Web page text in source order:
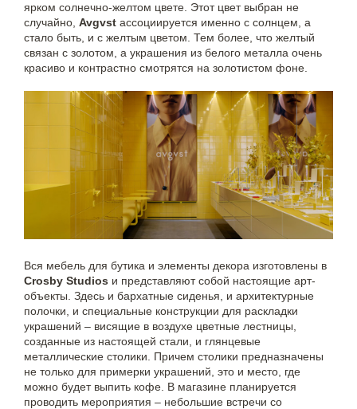
ярком солнечно-желтом цвете. Этот цвет выбран не
случайно, Avgvst ассоциируется именно с солнцем, а
стало быть, и с желтым цветом. Тем более, что желтый
связан с золотом, а украшения из белого металла очень
красиво и контрастно смотрятся на золотистом фоне.
Вся мебель для бутика и элементы декора изготовлены в
Crosby Studios и представляют собой настоящие арт-
объекты. Здесь и бархатные сиденья, и архитектурные
полочки, и специальные конструкции для раскладки
украшений – висящие в воздухе цветные лестницы,
созданные из настоящей стали, и глянцевые
металлические столики. Причем столики предназначены
не только для примерки украшений, это и место, где
можно будет выпить кофе. В магазине планируется
проводить мероприятия – небольшие встречи со